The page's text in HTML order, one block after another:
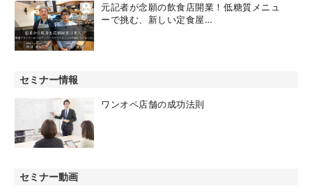
元記者が念願の飲食店開業！低糖質メニュ
ーで挑む、新しい定食屋…
セミナー情報
ワンオペ店舗の成功法則
セミナー動画